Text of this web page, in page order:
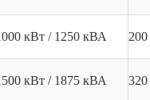
кВт / 1250 кВА
кВт / 1875 кВА